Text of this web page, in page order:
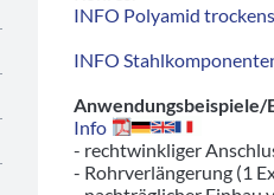
INFO Polyamid
INFO
Anwendungsbeispiele/
Info
- rechtwinkliger
- Rohrverlängerung (1